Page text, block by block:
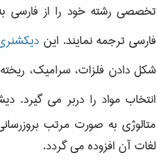
تخصصی رشته خود را از فارسی
فارسی ترجمه نمایند. این
شکل دادن فلزات، سرامیک،
انتخاب مواد را دربر می گیرد.
متالوژی به صورت مرتب
لغات آن افزوده می گردد.